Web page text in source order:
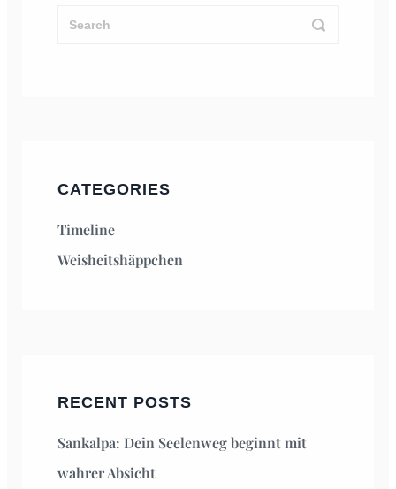
CATEGORIES
Timeline
Weisheitshäppchen
RECENT POSTS
Sankalpa: Dein Seelenweg beginnt mit
wahrer Absicht